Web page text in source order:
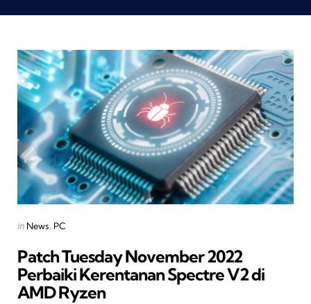
Categories
Posted
in News PC
Patch Tuesday November 2022
Perbaiki Kerentanan Spectre V2 di
AMD Ryzen